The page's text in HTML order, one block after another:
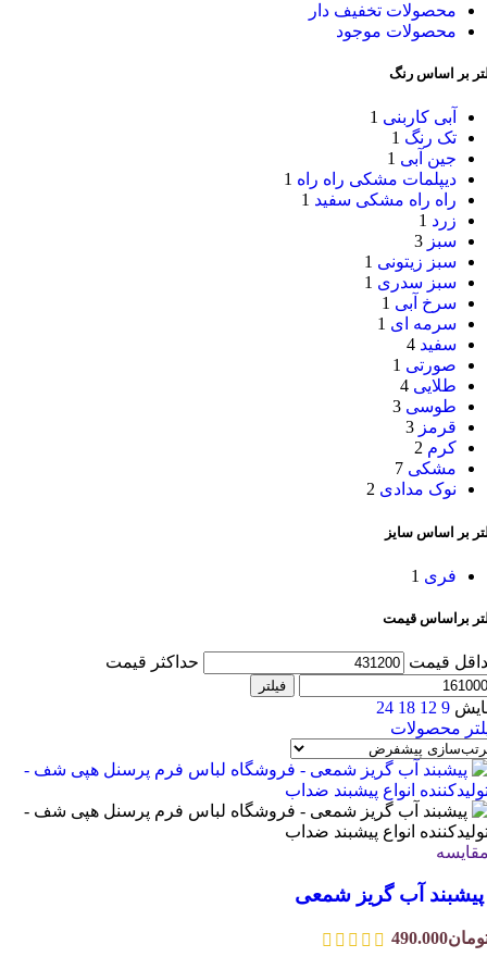
محصولات تخفیف دار
محصولات موجود
بر اساس رنگ
آبی کاربنی 1
تک رنگ 1
جین آبی 1
دیپلمات مشکی راه راه 1
راه راه مشکی سفید 1
زرد 1
سبز 3
سبز زیتونی 1
سبز سدری 1
سرخ آبی 1
سرمه ای 1
سفید 4
صورتی 1
طلایی 4
طوسی 3
قرمز 3
کرم 2
مشکی 7
نوک مدادی 2
بر اساس سایز
فری 1
براساس قیمت
قیمت حداکثر قیمت
فیلتر
9
12
18
24
محصولات
آب گریز شمعی
490.000